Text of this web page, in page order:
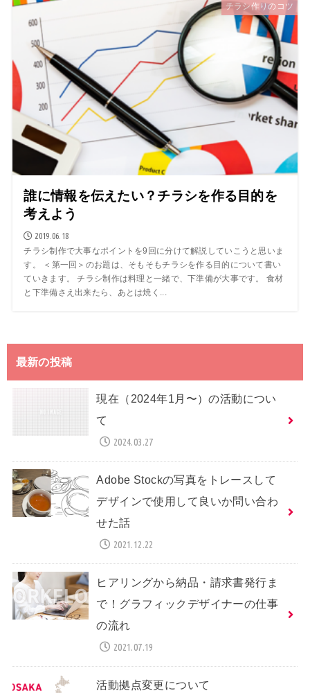
チラシ作りのコツ
誰に情報を伝えたい？チラシを作る目的を
考えよう
2019.06.18
チラシ制作で大事なポイントを9回に分けて解説していこうと思いま
す。 ＜第一回＞のお題は、そもそもチラシを作る目的について書い
ていきます。 チラシ制作は料理と一緒で、下準備が大事です。 食材
と下準備さえ出来たら、あとは焼く...
最新の投稿
現在（2024年1月〜）の活動につい
て
2024.03.27
Adobe Stockの写真をトレースして
デザインで使用して良いか問い合わ
せた話
2021.12.22
ヒアリングから納品・請求書発行ま
で！グラフィックデザイナーの仕事
の流れ
2021.07.19
活動拠点変更について